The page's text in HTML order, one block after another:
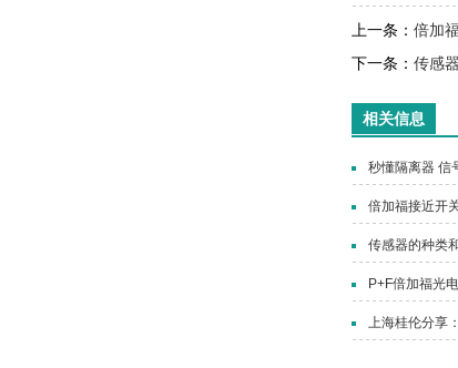
上一条： 倍加
下一条： 传感
相关信息
秒懂隔离器 信
倍加福接近开
传感器的种类
P+F倍加福光
上海桂伦分享